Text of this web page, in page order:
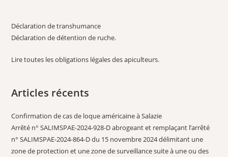
Déclaration de transhumance
Déclaration de détention de ruche.
Lire toutes les obligations légales des apiculteurs.
Articles récents
Confirmation de cas de loque américaine à Salazie
Arrêté n° SALIMSPAE-2024-928-D abrogeant et remplaçant l’arrêté
n° SALIMSPAE-2024-864-D du 15 novembre 2024 délimitant une
zone de protection et une zone de surveillance suite à une ou des